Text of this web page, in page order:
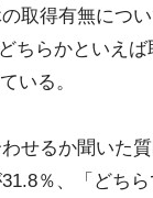
取得有無につ
ちらかといえ
いる。
せるか聞いた
％、「どち